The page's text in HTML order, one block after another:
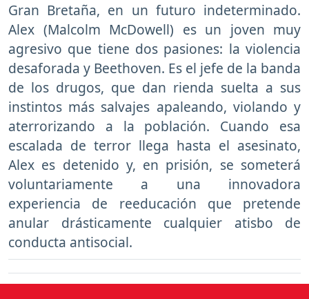
Gran Bretaña, en un futuro indeterminado.
Alex (Malcolm McDowell) es un joven muy
agresivo que tiene dos pasiones: la violencia
desaforada y Beethoven. Es el jefe de la banda
de los drugos, que dan rienda suelta a sus
instintos más salvajes apaleando, violando y
aterrorizando a la población. Cuando esa
escalada de terror llega hasta el asesinato,
Alex es detenido y, en prisión, se someterá
voluntariamente a una innovadora
experiencia de reeducación que pretende
anular drásticamente cualquier atisbo de
conducta antisocial.